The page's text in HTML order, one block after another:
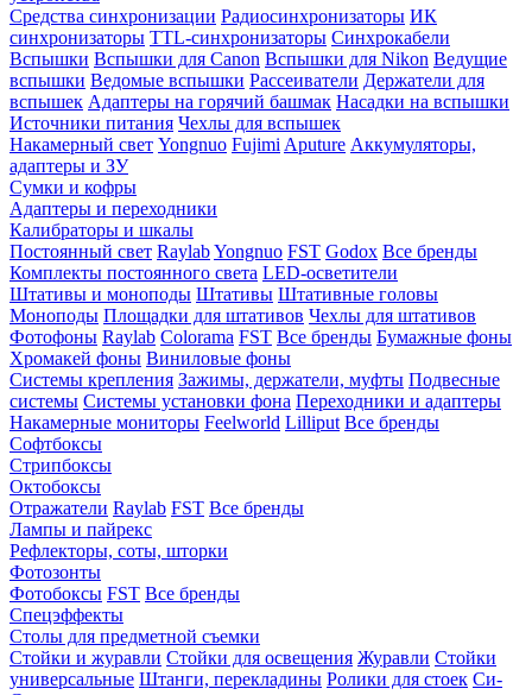
Средства синхронизации Радиосинхронизаторы ИК
синхронизаторы TTL-синхронизаторы Синхрокабели
Вспышки Вспышки для Canon Вспышки для Nikon Ведущие
вспышки Ведомые вспышки Рассеиватели Держатели для
вспышек Адаптеры на горячий башмак Насадки на вспышки
Источники питания Чехлы для вспышек
Накамерный свет Yongnuo Fujimi Aputure Аккумуляторы,
адаптеры и ЗУ
Сумки и кофры
Адаптеры и переходники
Калибраторы и шкалы
Постоянный свет RaylabYongnuo FST Godox Все бренды
Комплекты постоянного света LED-осветители
Штативы и моноподы Штативы Штативные головы
Моноподы Площадки для штативов Чехлы для штативов
Фотофоны Raylab Colorama FST Все бренды Бумажные фоны
Хромакей фоны Виниловые фоны
Системы крепления Зажимы, держатели, муфты Подвесные
системы Системы установки фона Переходники и адаптеры
Накамерные мониторы Feelworld Lilliput Все бренды
Софтбоксы
Стрипбоксы
Октобоксы
Отражатели Raylab FST Все бренды
Лампы и пайрекс
Рефлекторы, соты, шторки
Фотозонты
Фотобоксы FST Все бренды
Спецэффекты
Столы для предметной съемки
Стойки и журавли Стойки для освещения Журавли Стойки
универсальные Штанги, перекладины Ролики для стоек Си-